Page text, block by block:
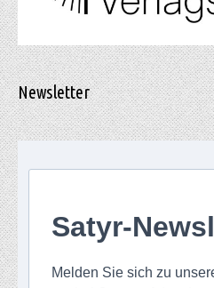
Newsletter
Satyr-
Melden Sie sich zu